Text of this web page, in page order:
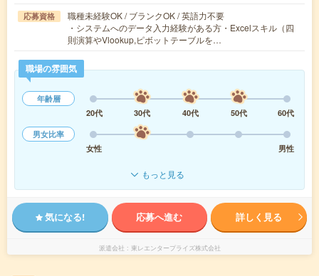
応募資格
職種未経験OK / ブランクOK / 英語力不要
・システムへのデータ入力経験がある方・Excelスキル（四
則演算やVlookup,ピボットテーブルを…
職場の雰囲気
年齢層
20代
30代 40代 50代
60代
男女比率
女性
男性
もっと見る
気になる! 応募へ進む 詳しく見る
派遣会社 東レエンタープライズ株式会社